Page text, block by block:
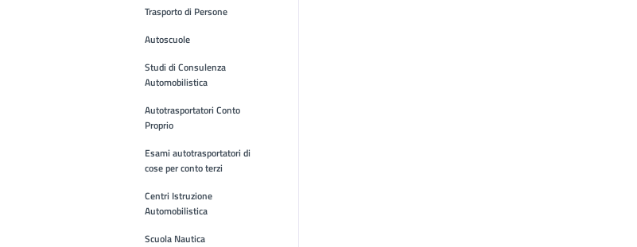
Trasporto di Persone
Autoscuole
Studi di Consulenza
Automobilistica
Autotrasportatori Conto
Proprio
Esami autotrasportatori di
cose per conto terzi
Centri Istruzione
Automobilistica
Scuola Nautica